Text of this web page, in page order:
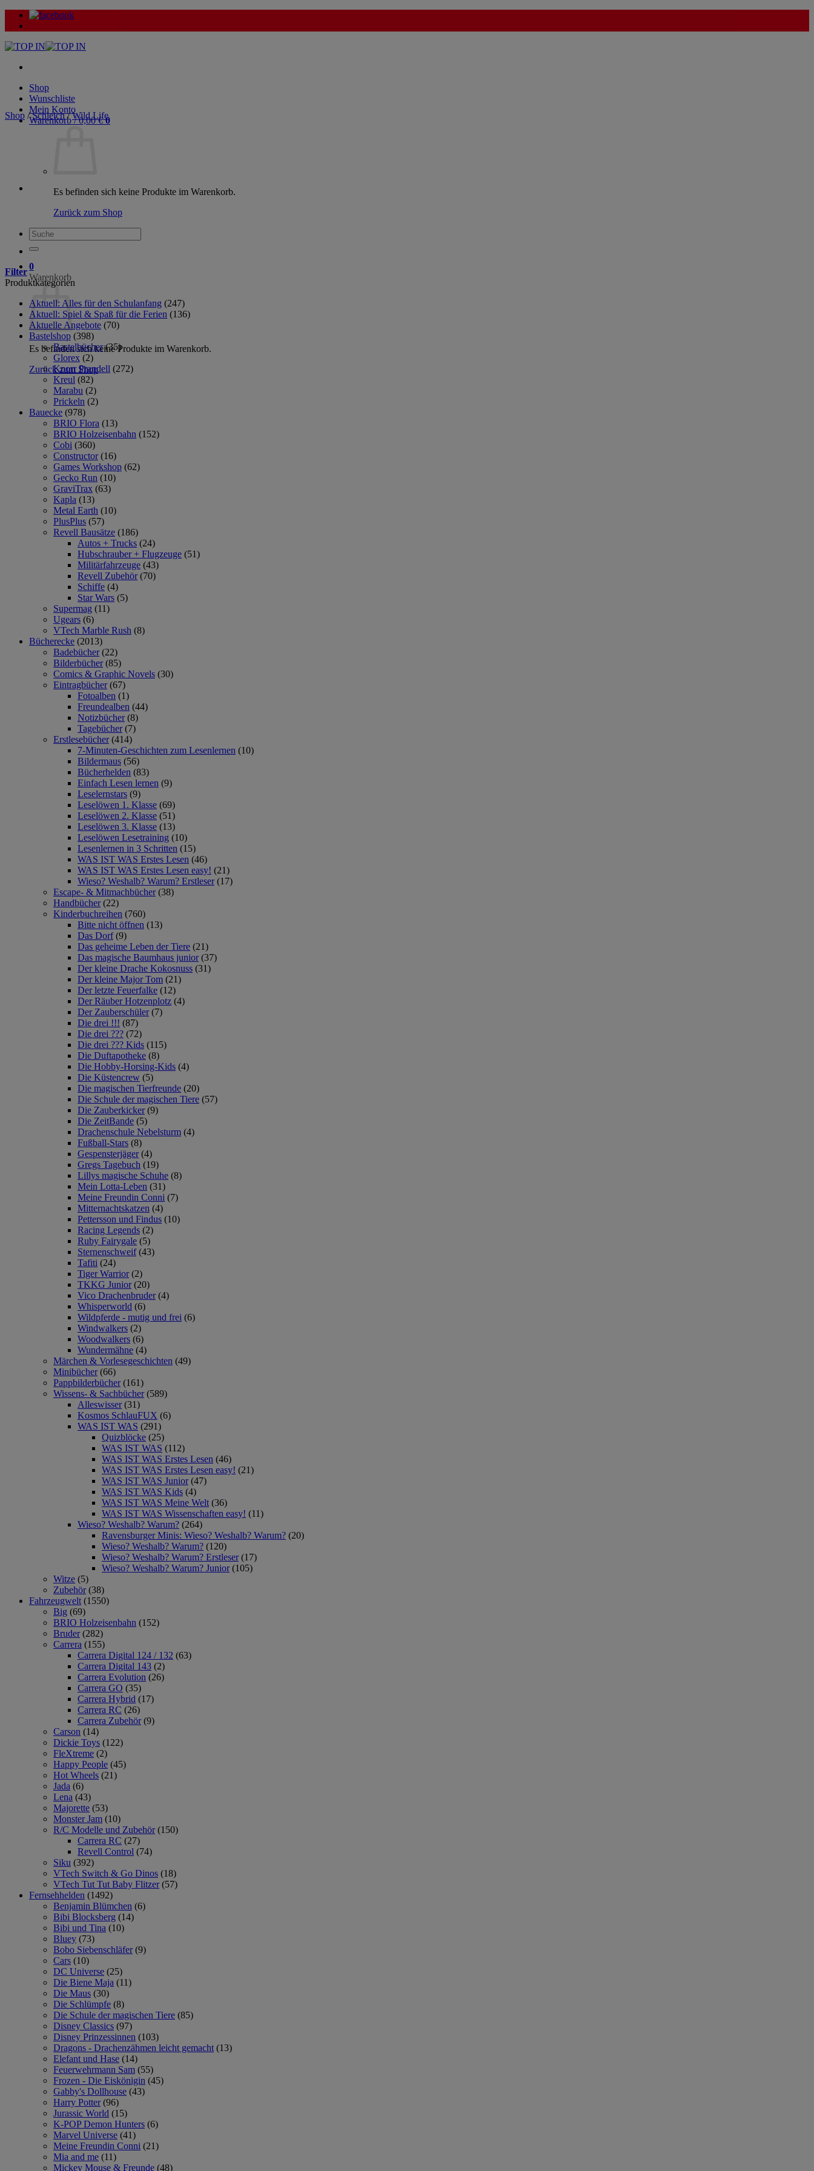
Zum
Inhalt
Shop
Wunschliste
Mein Konto
Warenkorb /0,00€ 0
Es befinden sich keine Produkte im Warenkorb.
Zurück zum Shop
Suche
nach:
0
Warenkorb
Es befinden sich keine Produkte im Warenkorb.
Zurück zum Shop
Shop / Schleich / Wild Life
Filter
Produktkategorien
Aktuell: Alles für den Schulanfang (247)
Aktuell: Spiel & Spaß für die Ferien (136)
Aktuelle Angebote (70)
Bastelshop (398)
Bastelbücher (35)
Glorex (2)
Knorr Prandell (272)
Kreul (82)
Marabu (2)
Prickeln (2)
Bauecke (978)
BRIO Flora (13)
BRIO Holzeisenbahn (152)
Cobi (360)
Constructor (16)
Games Workshop (62)
Gecko Run (10)
GraviTrax (63)
Kapla (13)
Metal Earth (10)
PlusPlus (57)
Revell Bausätze (186)
Autos + Trucks (24)
Hubschrauber + Flugzeuge (51)
Militärfahrzeuge (43)
Revell Zubehör (70)
Schiffe (4)
Star Wars (5)
Supermag (11)
Ugears (6)
VTech Marble Rush (8)
Bücherecke (2013)
Badebücher (22)
Bilderbücher (85)
Comics & Graphic Novels (30)
Eintragbücher (67)
Fotoalben (1)
Freundealben (44)
Notizbücher (8)
Tagebücher (7)
Erstlesebücher (414)
7-Minuten-Geschichten zum Lesenlernen (10)
Bildermaus (56)
Bücherhelden (83)
Einfach Lesen lernen (9)
Leselernstars (9)
Leselöwen 1. Klasse (69)
Leselöwen 2. Klasse (51)
Leselöwen 3. Klasse (13)
Leselöwen Lesetraining (10)
Lesenlernen in 3 Schritten (15)
WAS IST WAS Erstes Lesen (46)
WAS IST WAS Erstes Lesen easy! (21)
Wieso? Weshalb? Warum? Erstleser (17)
Escape- & Mitmachbücher (38)
Handbücher (22)
Kinderbuchreihen (760)
Bitte nicht öffnen (13)
Das Dorf (9)
Das geheime Leben der Tiere (21)
Das magische Baumhaus junior (37)
Der kleine Drache Kokosnuss (31)
Der kleine Major Tom (21)
Der letzte Feuerfalke (12)
Der Räuber Hotzenplotz (4)
Der Zauberschüler (7)
Die drei !!! (87)
Die drei ??? (72)
Die drei ??? Kids (115)
Die Duftapotheke (8)
Die Hobby-Horsing-Kids (4)
Die Küstencrew (5)
Die magischen Tierfreunde (20)
Die Schule der magischen Tiere (57)
Die Zauberkicker (9)
Die ZeitBande (5)
Drachenschule Nebelsturm (4)
Fußball-Stars (8)
Gespensterjäger (4)
Gregs Tagebuch (19)
Lillys magische Schuhe (8)
Mein Lotta-Leben (31)
Meine Freundin Conni (7)
Mitternachtskatzen (4)
Pettersson und Findus (10)
Racing Legends (2)
Ruby Fairygale (5)
Sternenschweif (43)
Tafiti (24)
Tiger Warrior (2)
TKKG Junior (20)
Vico Drachenbruder (4)
Whisperworld (6)
Wildpferde - mutig und frei (6)
Windwalkers (2)
Woodwalkers (6)
Wundermähne (4)
Märchen & Vorlesegeschichten (49)
Minibücher (66)
Pappbilderbücher (161)
Wissens- & Sachbücher (589)
Alleswisser (31)
Kosmos SchlauFUX (6)
WAS IST WAS (291)
Quizblöcke (25)
WAS IST WAS (112)
WAS IST WAS Erstes Lesen (46)
WAS IST WAS Erstes Lesen easy! (21)
WAS IST WAS Junior (47)
WAS IST WAS Kids (4)
WAS IST WAS Meine Welt (36)
WAS IST WAS Wissenschaften easy! (11)
Wieso? Weshalb? Warum? (264)
Ravensburger Minis: Wieso? Weshalb? Warum? (20)
Wieso? Weshalb? Warum? (120)
Wieso? Weshalb? Warum? Erstleser (17)
Wieso? Weshalb? Warum? Junior (105)
Witze (5)
Zubehör (38)
Fahrzeugwelt (1550)
Big (69)
BRIO Holzeisenbahn (152)
Bruder (282)
Carrera (155)
Carrera Digital 124 / 132 (63)
Carrera Digital 143 (2)
Carrera Evolution (26)
Carrera GO (35)
Carrera Hybrid (17)
Carrera RC (26)
Carrera Zubehör (9)
Carson (14)
Dickie Toys (122)
FleXtreme (2)
Happy People (45)
Hot Wheels (21)
Jada (6)
Lena (43)
Majorette (53)
Monster Jam (10)
R/C Modelle und Zubehör (150)
Carrera RC (27)
Revell Control (74)
Siku (392)
VTech Switch & Go Dinos (18)
VTech Tut Tut Baby Flitzer (57)
Fernsehhelden (1492)
Benjamin Blümchen (6)
Bibi Blocksberg (14)
Bibi und Tina (10)
Bluey (73)
Bobo Siebenschläfer (9)
Cars (10)
DC Universe (25)
Die Biene Maja (11)
Die Maus (30)
Die Schlümpfe (8)
Die Schule der magischen Tiere (85)
Disney Classics (97)
Disney Prinzessinnen (103)
Dragons - Drachenzähmen leicht gemacht (13)
Elefant und Hase (14)
Feuerwehrmann Sam (55)
Frozen - Die Eiskönigin (45)
Gabby's Dollhouse (43)
Harry Potter (96)
Jurassic World (15)
K-POP Demon Hunters (6)
Marvel Universe (41)
Meine Freundin Conni (21)
Mia and me (11)
Mickey Mouse & Freunde (48)